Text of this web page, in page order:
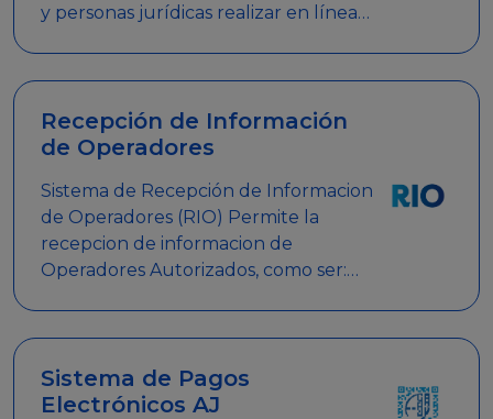
y personas jurídicas realizar en línea
Recepción de Información
de Operadores
Sistema de Recepción de Informacion
de Operadores (RIO) Permite la
recepcion de informacion de
Operadores Autorizados, como ser:
Sistema de Pagos
Electrónicos AJ